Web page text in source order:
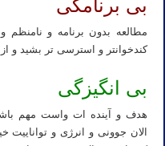
بی برنامگی
مطالعه بدون برنامه و
کندخوانتر و استرسی تر بشید و از
بی انگیزگی
هدف و آینده ات واست مهم
الان جوونی و انرژی و